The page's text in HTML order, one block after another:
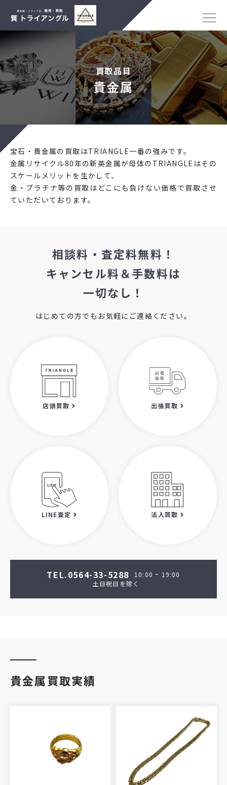
買取品目
貴金属
宝石・貴金属の買取はTRIANGLE一番の強みです。
金属リサイクル80年の新英金属が母体のTRIANGLEはその
スケールメリットを生かして、
金・プラチナ等の買取はどこにも負けない価格で買取させ
ていただいております。
相談料・査定料無料！
キャンセル料＆手数料は
一切なし！
はじめての方でもお気軽にご連絡ください。
店頭買取 出張買取
LINE査定 法人買取
TEL.0564-33-5288
10:00 ~ 19:00
土日祝日を除く
貴金属買取実績